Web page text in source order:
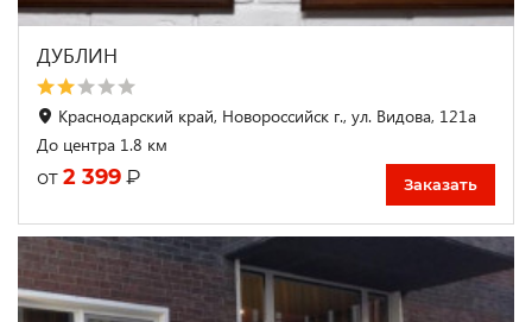
ДУБЛИН
Краснодарский край, Новороссийск г., ул. Видова, 121а
До центра 1.8 км
от 2 399 ₽ Заказать